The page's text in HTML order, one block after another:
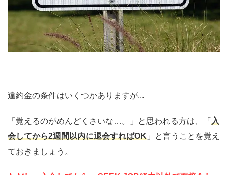
違約金の条件はいくつかありますが...
「覚えるのがめんどくさいな…。」と思われる方は、「 入
会してから2週間以内に退会すればOK 」と言うことを覚え
ておきましょう。